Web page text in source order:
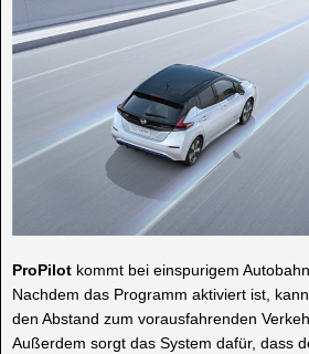
ProPilot kommt bei einspurigem
Nachdem das Programm aktiviert ist,
den Abstand zum vorausfahrenden
Außerdem sorgt das System dafür, dass